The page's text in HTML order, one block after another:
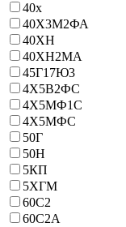
40х
40Х3М2ФА
40ХН
40ХН2МА
45Г17Ю3
4Х5В2ФС
4Х5МФ1С
4Х5МФС
50Г
50Н
5КП
5ХГМ
60С2
60С2А